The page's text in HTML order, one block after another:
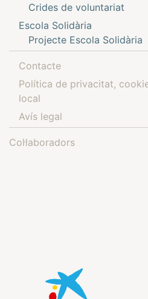
Crides de voluntariat
Escola Solidària
Projecte Escola Solidària
Contacte
Política de privacitat,
local
Avís legal
Col·laboradors